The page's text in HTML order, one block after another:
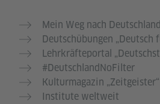
Mein Weg nach Deutschland
Deutschübungen „Deutsch
Lehrkräfteportal
#DeutschlandNoFilter
Kulturmagazin „Zeitgeister“
Institute weltweit